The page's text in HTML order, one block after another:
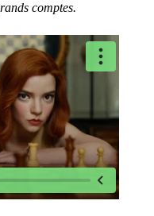
comptes.